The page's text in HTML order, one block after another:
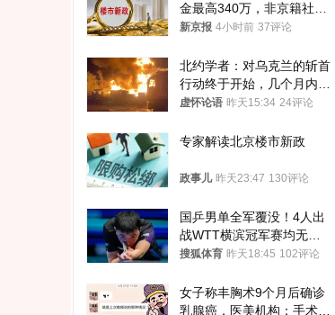
金最高340万，非京籍社保
1年
新京报 4小时前 37评论
北约学者：对乌克兰的斩首
行动终于开始，几个月内乌
将投降
虚怀论语 昨天15:34 24评论
专家解读北京楼市新政
政事儿 昨天23:47 130评论
国乒男单全军覆没！4人出
战WTT横滨冠军赛均无缘
八强
搜狐体育 昨天18:45 102评论
女子称丰胸术9个月后确诊
乳腺癌，医美机构：手术不